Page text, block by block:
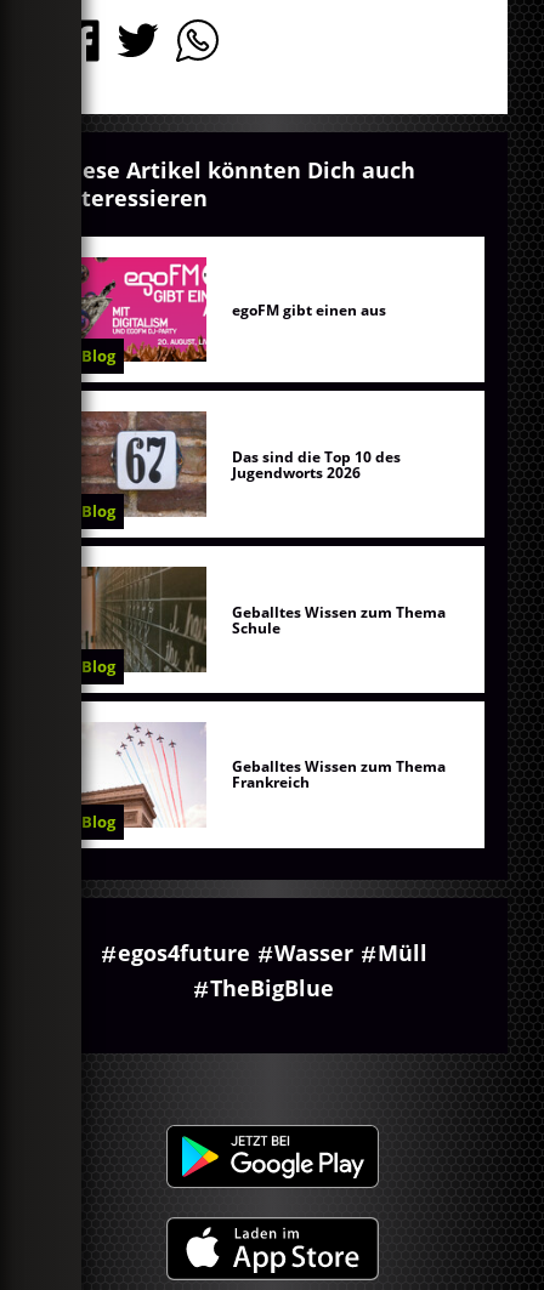
Diese Artikel könnten Dich auch
interessieren
Blog
egoFM gibt einen aus
Blog
Das sind die Top 10 des
Jugendworts 2026
Blog
Geballtes Wissen zum Thema
Schule
Blog
Geballtes Wissen zum Thema
Frankreich
egos4future Wasser
Müll
TheBigBlue